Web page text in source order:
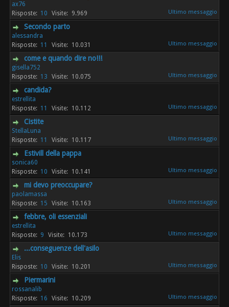
ax76
10
9.969
Secondo parto
alessandra
11
10.031
come e quando dire no!!!
gisella752
13
10.075
candida?
estrellita
11
10.112
Cistite
StellaLuna
11
10.117
Estivill della pappa
sonica60
10
10.141
mi devo preoccupare?
paolamassa
15
10.163
febbre, oli essenziali
estrellita
9
10.173
...conseguenze dell'asilo
Elis
10
10.201
Piermarini
rossanalib
16
10.209